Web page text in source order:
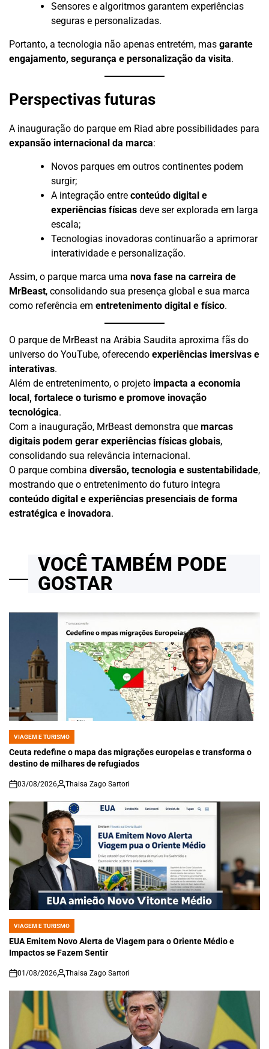
Sensores e algoritmos garantem experiências
seguras e personalizadas.
Portanto, a tecnologia não apenas entretém, mas garante
engajamento, segurança e personalização da visita.
Perspectivas futuras
A inauguração do parque em Riad abre possibilidades para
expansão internacional da marca:
Novos parques em outros continentes podem
surgir;
A integração entre conteúdo digital e
experiências físicas deve ser explorada em larga
escala;
Tecnologias inovadoras continuarão a aprimorar
interatividade e personalização.
Assim, o parque marca uma nova fase na carreira de
MrBeast, consolidando sua presença global e sua marca
como referência em entretenimento digital e físico.
O parque de MrBeast na Arábia Saudita aproxima fãs do
universo do YouTube, oferecendo experiências imersivas e
interativas.
Além de entretenimento, o projeto impacta a economia
local, fortalece o turismo e promove inovação
tecnológica.
Com a inauguração, MrBeast demonstra que marcas
digitais podem gerar experiências físicas globais,
consolidando sua relevância internacional.
O parque combina diversão, tecnologia e sustentabilidade,
mostrando que o entretenimento do futuro integra
conteúdo digital e experiências presenciais de forma
estratégica e inovadora.
VOCÊ TAMBÉM PODE
GOSTAR
POSTED
IN
VIAGEM E TURISMO
Ceuta redefine o mapa das migrações europeias e transforma o
destino de milhares de refugiados
on
03/08/2026 Thaisa Zago Sartori
POSTED
IN
VIAGEM E TURISMO
EUA Emitem Novo Alerta de Viagem para o Oriente Médio e
Impactos se Fazem Sentir
on
01/08/2026 Thaisa Zago Sartori